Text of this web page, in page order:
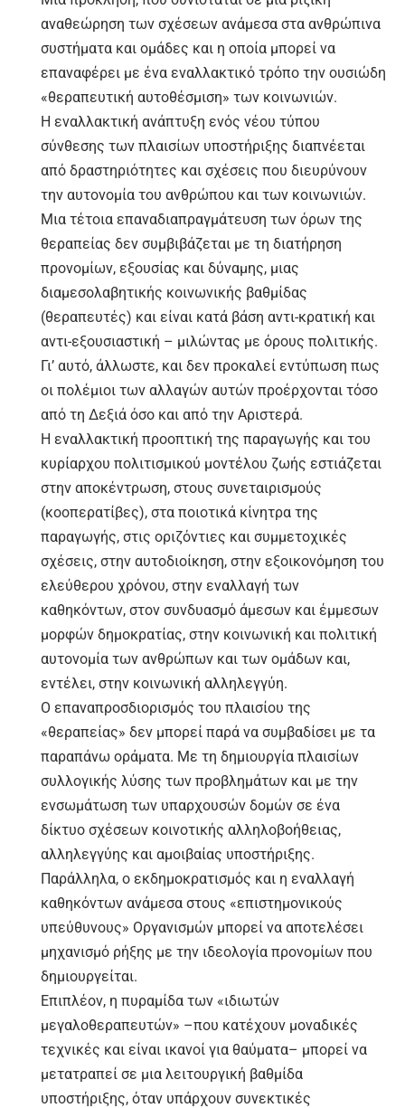
αναθεώρηση των σχέσεων ανάμεσα στα ανθρώπινα
συστήματα και ομάδες και η οποία μπορεί να
επαναφέρει με ένα εναλλακτικό τρόπο την ουσιώδη
«θεραπευτική αυτοθέσμιση» των κοινωνιών.
Η εναλλακτική ανάπτυξη ενός νέου τύπου
σύνθεσης των πλαισίων υποστήριξης διαπνέεται
από δραστηριότητες και σχέσεις που διευρύνουν
την αυτονομία του ανθρώπου και των κοινωνιών.
Μια τέτοια επαναδιαπραγμάτευση των όρων της
θεραπείας δεν συμβιβάζεται με τη διατήρηση
προνομίων, εξουσίας και δύναμης, μιας
διαμεσολαβητικής κοινωνικής βαθμίδας
(θεραπευτές) και είναι κατά βάση αντι-κρατική και
αντι-εξουσιαστική – μιλώντας με όρους πολιτικής.
Γι’ αυτό, άλλωστε, και δεν προκαλεί εντύπωση πως
οι πολέμιοι των αλλαγών αυτών προέρχονται τόσο
από τη Δεξιά όσο και από την Αριστερά.
Η εναλλακτική προοπτική της παραγωγής και του
κυρίαρχου πολιτισμικού μοντέλου ζωής εστιάζεται
στην αποκέντρωση, στους συνεταιρισμούς
(κοοπερατίβες), στα ποιοτικά κίνητρα της
παραγωγής, στις οριζόντιες και συμμετοχικές
σχέσεις, στην αυτοδιοίκηση, στην εξοικονόμηση του
ελεύθερου χρόνου, στην εναλλαγή των
καθηκόντων, στον συνδυασμό άμεσων και έμμεσων
μορφών δημοκρατίας, στην κοινωνική και πολιτική
αυτονομία των ανθρώπων και των ομάδων και,
εντέλει, στην κοινωνική αλληλεγγύη.
Ο επαναπροσδιορισμός του πλαισίου της
«θεραπείας» δεν μπορεί παρά να συμβαδίσει με τα
παραπάνω οράματα. Με τη δημιουργία πλαισίων
συλλογικής λύσης των προβλημάτων και με την
ενσωμάτωση των υπαρχουσών δομών σε ένα
δίκτυο σχέσεων κοινοτικής αλληλοβοήθειας,
αλληλεγγύης και αμοιβαίας υποστήριξης.
Παράλληλα, ο εκδημοκρατισμός και η εναλλαγή
καθηκόντων ανάμεσα στους «επιστημονικούς
υπεύθυνους» Οργανισμών μπορεί να αποτελέσει
μηχανισμό ρήξης με την ιδεολογία προνομίων που
δημιουργείται.
Επιπλέον, η πυραμίδα των «ιδιωτών
μεγαλοθεραπευτών» –που κατέχουν μοναδικές
τεχνικές και είναι ικανοί για θαύματα– μπορεί να
μετατραπεί σε μια λειτουργική βαθμίδα
υποστήριξης, όταν υπάρχουν συνεκτικές